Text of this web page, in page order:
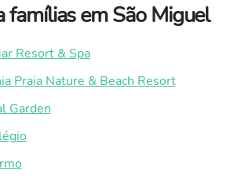
famílias em São Miguel
Resort & Spa
Praia Nature & Beach Resort
Garden